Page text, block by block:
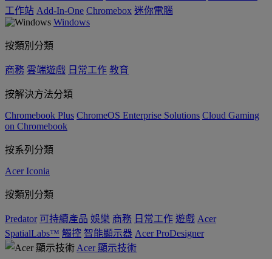
工作站 Add-In-One Chromebox 迷你電腦
Windows
按類別分類
商務 雲端遊戲 日常工作 教育
按解決方法分類
Chromebook Plus ChromeOS Enterprise Solutions Cloud Gaming
on Chromebook
按系列分類
Acer Iconia
按類別分類
Predator 可持續產品 娛樂 商務 日常工作 遊戲 Acer
SpatialLabs™ 觸控 智能顯示器 Acer ProDesigner
Acer 顯示技術